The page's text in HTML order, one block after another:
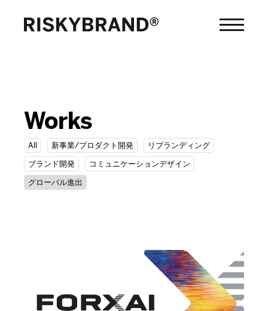
Works
All 新事業/プロダクト開発 リブランディング
ブランド開発 コミュニケーションデザイン
グローバル進出